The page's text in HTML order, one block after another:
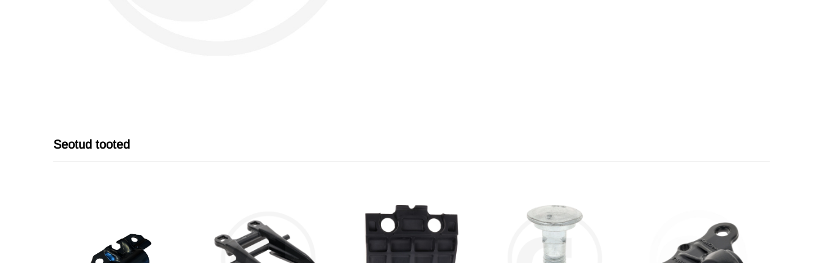
Seotud tooted